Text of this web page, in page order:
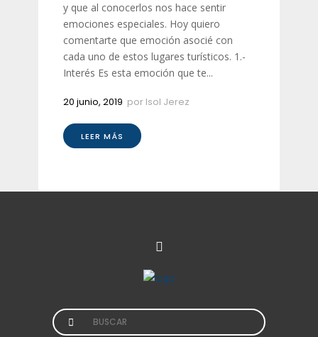
y que al conocerlos nos hace sentir
emociones especiales. Hoy quiero
comentarte que emoción asocié con
cada uno de estos lugares turísticos. 1.-
Interés Es esta emoción que te...
20 junio, 2019 por Isol Jerez
LEER MÁS
Search
for: